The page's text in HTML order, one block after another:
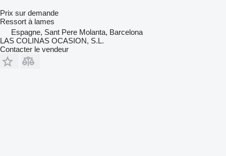
Prix sur demande
Ressort à lames
Espagne, Sant Pere Molanta, Barcelona
LAS COLINAS OCASION, S.L.
Contacter le vendeur